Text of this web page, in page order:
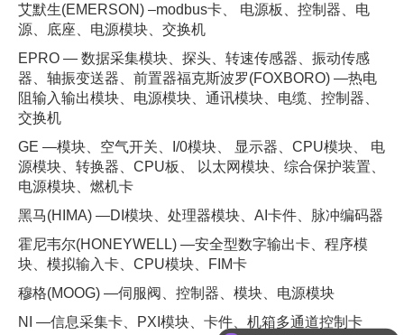
艾默生(EMERSON) –modbus卡、 电源板、控制器、电
源、底座、电源模块、交换机
EPRO — 数据采集模块、探头、转速传感器、振动传感
器、轴振变送器、前置器福克斯波罗(FOXBORO) —热电
阻输入输出模块、电源模块、通讯模块、电缆、控制器、
交换机
GE —模块、空气开关、I/0模块、 显示器、CPU模块、 电
源模块、转换器、CPU板、 以太网模块、综合保护装置、
电源模块、燃机卡
黑马(HIMA) —DI模块、处理器模块、AI卡件、脉冲编码器
霍尼韦尔(HONEYWELL) —安全型数字输出卡、程序模
块、模拟输入卡、CPU模块、FIM卡
穆格(MOOG) —伺服阀、控制器、模块、电源模块
NI —信息采集卡、PXI模块、卡件、机箱多通道控制卡